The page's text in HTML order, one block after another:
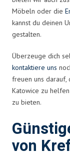
Möbeln oder die
kannst du deinen
gestalten.
Überzeuge dich
kontaktiere uns
freuen uns darauf,
Katowice zu
zu bieten.
von